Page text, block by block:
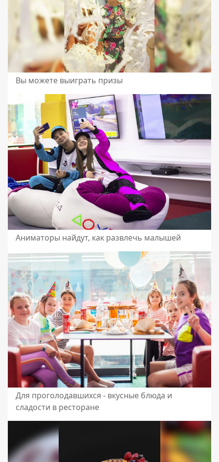
Вы можете выиграть призы
Аниматоры найдут, как развлечь малышей
Для проголодавшихся - вкусные блюда и
сладости в ресторане